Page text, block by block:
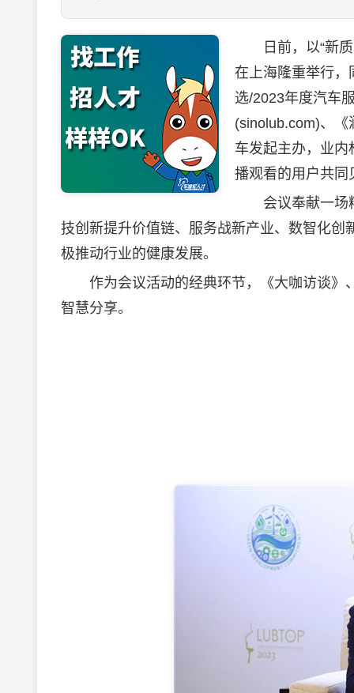
日前，以“新质
在上海隆重举行，
选/2023年度汽车
(sinolub.com)、《
车发起主办，业
播观看的用户共同
会议奉献一场精
技创新提升价值链、服务战新产业、数智化
极推动行业的健康发展。
作为会议活动的经典环节，《大咖访谈》
智慧分享。